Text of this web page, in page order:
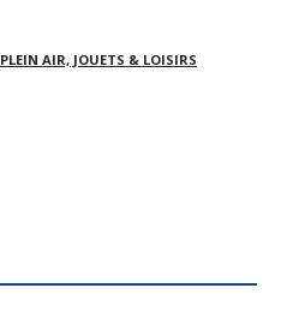
PLEIN AIR, JOUETS & LOISIRS